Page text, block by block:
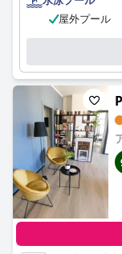
ホテルの駐車場は
く評価されていま
こと、そして駐車
スの親切さを評価
ホテルは非常に家
備とサービスが整
族向けのアクティ
ンシェルジュサー
格と家族中心の環
快適なベッドは際
安らかな睡眠を誘
硬いという意見も
品質と全体的な睡
が特に高く評価さ
感じましたが、全
であるという点で
ホテルでの食事は
と、特にマルコの
ています。メニュ
が、全体的な感情
便利だと表現してい
客室は、その清潔
ます。多くの客室
増しており、快適
部の宿泊客は騒音
な清掃に関する意
で歓迎的な環境を
屋外プール